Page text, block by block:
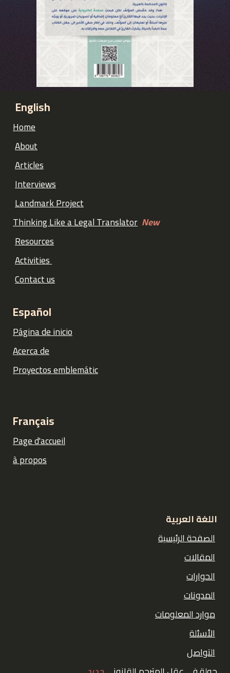
English
Home
About
Articles
Interviews
Landmark Project
Thinking Like a Legal Translator New
Resources
Activities
Contact us
Español
Página de inicio
Acerca de
Proyectos emblemátic
Français
Page d'accueil
à propos
اللغة العربية
الصفحة الرئيسية
المقالات
الحوارات
المدونات
موارد المعلومات
الأسئلة
التواصل